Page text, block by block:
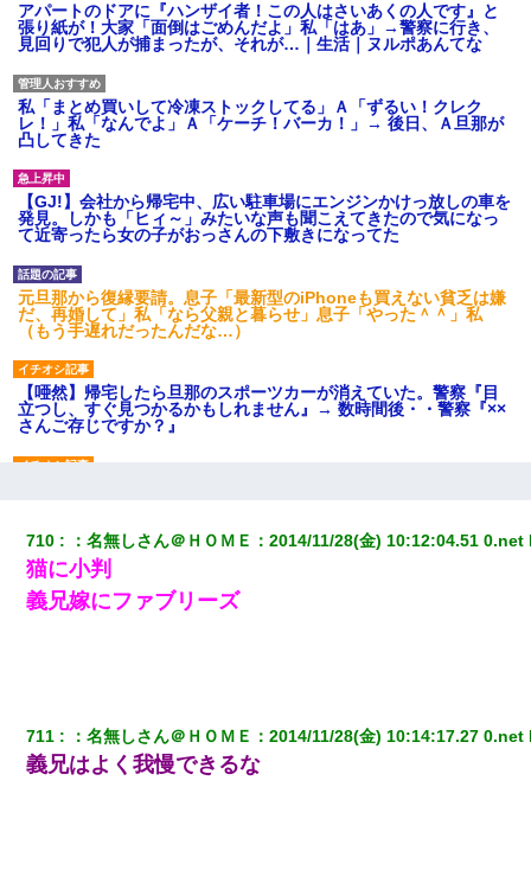
アパートのドアに『ハンザイ者！この人はさいあくの人です』と
張り紙が！大家「面倒はごめんだよ」私「はあ」→警察に行き、
見回りで犯人が捕まったが、それが…｜生活｜ヌルポあんてな
私「まとめ買いして冷凍ストックしてる」Ａ「ずるい！クレク
レ！」私「なんでよ」Ａ「ケーチ！バーカ！」→ 後日、Ａ旦那が
凸してきた
【GJ!】会社から帰宅中、広い駐車場にエンジンかけっ放しの車を
発見。しかも「ヒィ～」みたいな声も聞こえてきたので気になっ
て近寄ったら女の子がおっさんの下敷きになってた
元旦那から復縁要請。息子「最新型のiPhoneも買えない貧乏は嫌
だ、再婚して」私「なら父親と暮らせ」息子「やった＾＾」私
（もう手遅れだったんだな…）
【唖然】帰宅したら旦那のスポーツカーが消えていた。警察『目
立つし、すぐ見つかるかもしれません』→ 数時間後・・警察『××
さんご存じですか？』
宅飲みで女友達の乳を見てしまった・・・
【戦争】不妊の俺嫁に弟嫁が2日間4歳児を託児 俺嫁はそこまで気
にしてなかったが、あまりにも子供が俺嫁に懐くので最後らへん
顔引きつってた → そして弟嫁が迎えに来た翌日…
710 ：名無しさん＠ＨＯＭＥ ：2014/11/28(金) 10:12:04.51 0.net
猫に小判
義兄嫁にファブリーズ
711 ：名無しさん＠ＨＯＭＥ ：2014/11/28(金) 10:14:17.27 0.net
義兄はよく我慢できるな